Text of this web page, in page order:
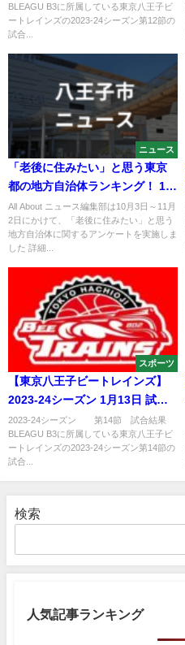
BLEAGU B3に所属している東京八王子ビ
ートレインズの2023-24シーズン第12節の
試合...
ニュース
「老後に住みたい」と思う東京
都の地方自治体ランキング！ 1位
「八王子市」、同率2位は？
All About ニュース編集部は10月3日～11月
2日にかけて、「老後に住みたい」と思う
地方自治体に関するアンケートを実施しま
した 詳細...
スポーツ
【東京八王子ビートレインズ】
2023-24シーズン 1月13日 試合
結果
2023-24シーズン 第14節 試合結果
BLEAGU B3に所属している東京八王子ビ
ートレインズの2023-24シーズン第14節の
試合...
検索
人気記事ランキング